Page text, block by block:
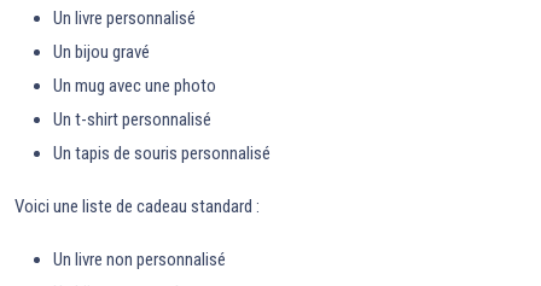
Un livre personnalisé
Un bijou gravé
Un mug avec une photo
Un t-shirt personnalisé
Un tapis de souris personnalisé
Voici une liste de cadeau standard :
Un livre non personnalisé